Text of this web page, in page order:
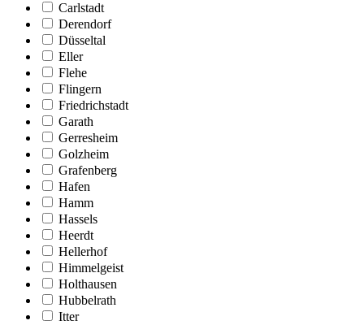
Carlstadt
Derendorf
Düsseltal
Eller
Flehe
Flingern
Friedrichstadt
Garath
Gerresheim
Golzheim
Grafenberg
Hafen
Hamm
Hassels
Heerdt
Hellerhof
Himmelgeist
Holthausen
Hubbelrath
Itter